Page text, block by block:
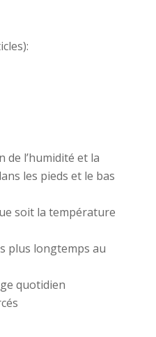
de l’humidité et la
les pieds et le bas
soit la température
plus longtemps au
quotidien